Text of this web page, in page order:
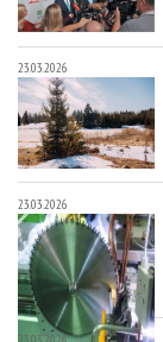
23.03.2026
23.03.2026